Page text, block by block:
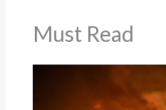
Must Read